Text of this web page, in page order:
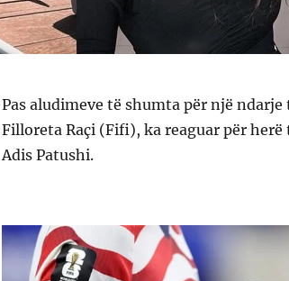
Pas aludimeve të shumta për një
Filloreta Raçi (Fifi), ka reaguar për
Adis Patushi.